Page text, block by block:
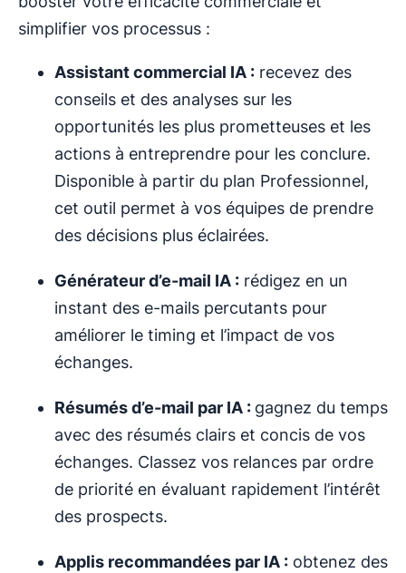
simplifier vos processus :
Assistant commercial IA : recevez des
conseils et des analyses sur les
opportunités les plus prometteuses et les
actions à entreprendre pour les conclure.
Disponible à partir du plan Professionnel,
cet outil permet à vos équipes de prendre
des décisions plus éclairées.
Générateur d’e-mail IA : rédigez en un
instant des e-mails percutants pour
améliorer le timing et l’impact de vos
échanges.
Résumés d’e-mail par IA : gagnez du temps
avec des résumés clairs et concis de vos
échanges. Classez vos relances par ordre
de priorité en évaluant rapidement l’intérêt
des prospects.
Applis recommandées par IA : obtenez des